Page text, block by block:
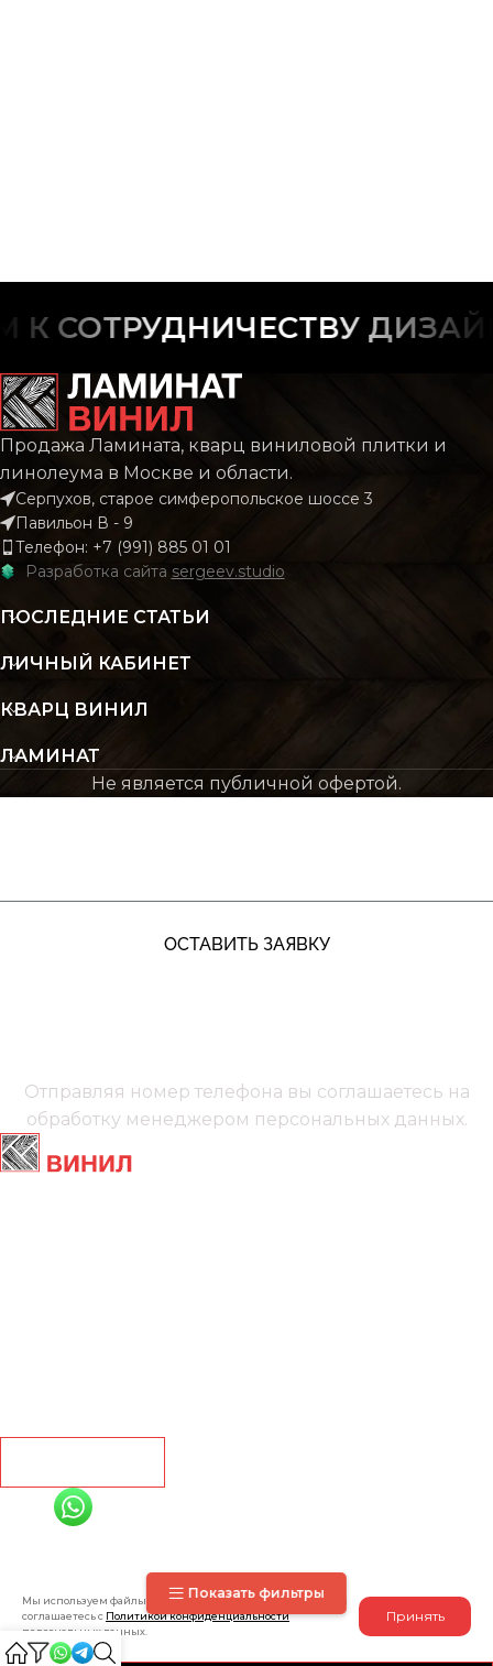
Показать фильтры
СОТРУДНИЧЕСТВУ
Продажа Ламината, кварц виниловой плитки и
линолеума в Москве и области.
Серпухов, старое симферопольское шоссе 3
Павильон В - 9
Телефон: +7 (991) 885 01 01
Разработка сайта sergeev.studio
ПОСЛЕДНИЕ СТАТЬИ
ЛИЧНЫЙ КАБИНЕТ
КВАРЦ ВИНИЛ
ЛАМИНАТ
Не является публичной офертой.
ОСТАВИТЬ ЗАЯВКУ
Отправляя номер телефона вы соглашаетесь на
обработку менеджером персональных данных.
Мы используем файлы cookie. Оставаясь на нашем сайте, Вы
соглашаетесь с Политикой конфиденциальности
персональных данных.
Принять